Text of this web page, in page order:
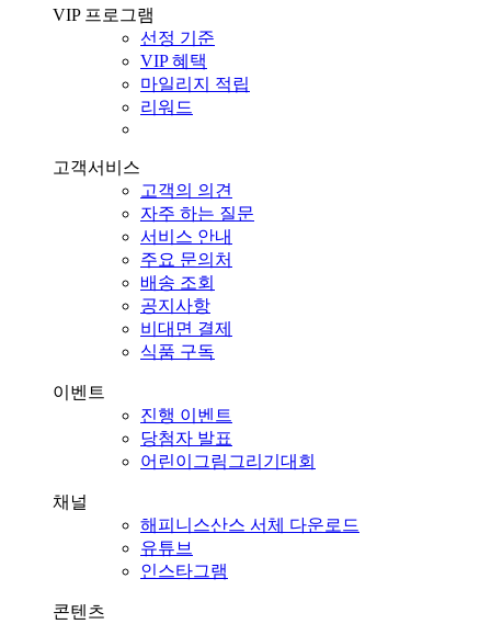
VIP 프로그램
선정 기준
VIP 혜택
마일리지 적립
리워드
고객서비스
고객의 의견
자주 하는 질문
서비스 안내
주요 문의처
배송 조회
공지사항
비대면 결제
식품 구독
이벤트
진행 이벤트
당첨자 발표
어린이그림그리기대회
채널
해피니스산스 서체 다운로드
유튜브
인스타그램
콘텐츠